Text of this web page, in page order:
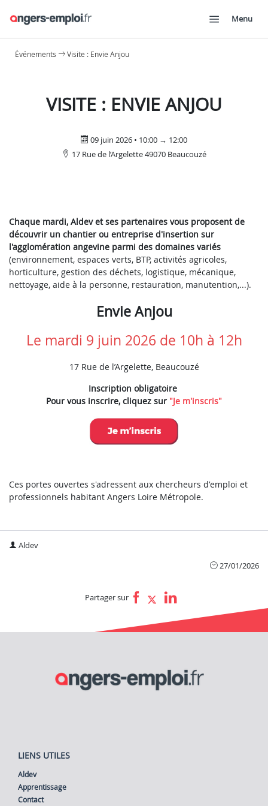
Menu
Événements Visite : Envie Anjou
VISITE : ENVIE ANJOU
09 juin 2026 • 10:00 → 12:00
17 Rue de l’Argelette 49070 Beaucouzé
Chaque mardi, Aldev et ses partenaires vous proposent de
découvrir un chantier ou entreprise d'insertion sur
l'agglomération angevine parmi des domaines variés
(environnement, espaces verts, BTP, activités agricoles,
horticulture, gestion des déchets, logistique, mécanique,
nettoyage, aide à la personne, restauration, manutention,...).
Envie Anjou
Le mardi 9 juin 2026 de 10h à 12h
17 Rue de l’Argelette, Beaucouzé
Inscription obligatoire
Pour vous inscrire, cliquez sur "Je m'inscris"
Ces portes ouvertes s'adressent aux chercheurs d'emploi et
professionnels habitant Angers Loire Métropole.
Aldev
27/01/2026
Partager sur
LIENS UTILES
Aldev
Apprentissage
Contact